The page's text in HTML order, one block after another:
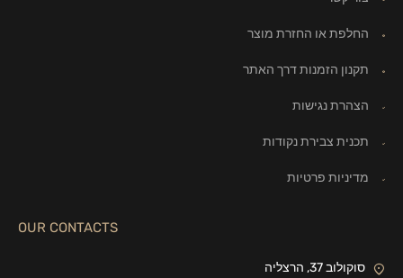
החלפת או החזרת מוצר
תקנון הזמנות דרך האתר
הצהרת נגישות
תכנית צבירת נקודות
מדיניות פרטיות
OUR CONTACTS
סוקולוב 37, הרצליה